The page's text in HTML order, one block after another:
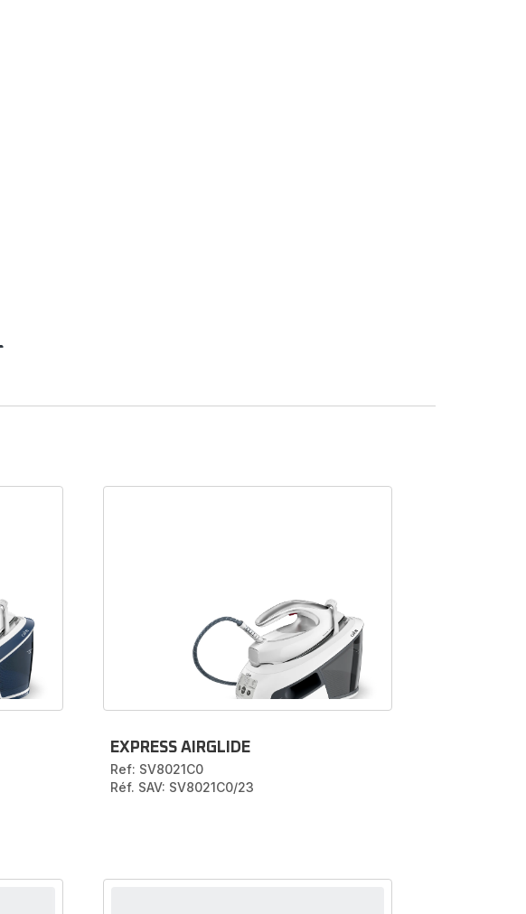
disponibles pour
ci-dessous. Passez
sécurisée sur notre
EXPRESS AIRGLIDE
Ref: SV8021C0
Réf. SAV: SV8021C0/23